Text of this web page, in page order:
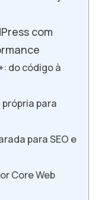
com
do código à
para
para SEO e
Core Web